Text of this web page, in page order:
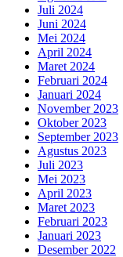
Juli 2024
Juni 2024
Mei 2024
April 2024
Maret 2024
Februari 2024
Januari 2024
November 2023
Oktober 2023
September 2023
Agustus 2023
Juli 2023
Mei 2023
April 2023
Maret 2023
Februari 2023
Januari 2023
Desember 2022